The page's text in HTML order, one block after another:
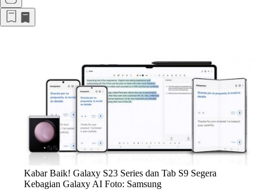
Kabar Baik! Galaxy S23 Series dan Tab S9 Segera
Kebagian Galaxy AI Foto: Samsung